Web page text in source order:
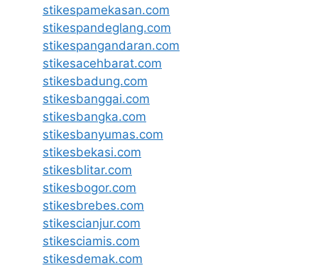
stikespamekasan.com
stikespandeglang.com
stikespangandaran.com
stikesacehbarat.com
stikesbadung.com
stikesbanggai.com
stikesbangka.com
stikesbanyumas.com
stikesbekasi.com
stikesblitar.com
stikesbogor.com
stikesbrebes.com
stikescianjur.com
stikesciamis.com
stikesdemak.com